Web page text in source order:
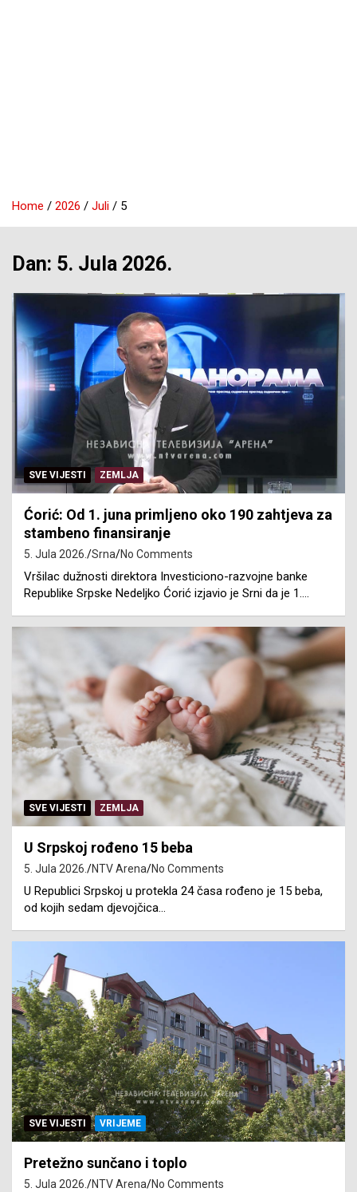
Home 2026 Juli 5
Dan: 5. Jula 2026.
SVE VIJESTI ZEMLJA
Ćorić: Od 1. juna primljeno oko 190 zahtjeva za
stambeno finansiranje
5. Jula 2026. Srna No Comments
Vršilac dužnosti direktora Investiciono-razvojne banke
Republike Srpske Nedeljko Ćorić izjavio je Srni da je 1.…
SVE VIJESTI ZEMLJA
U Srpskoj rođeno 15 beba
5. Jula 2026. NTV Arena No Comments
U Republici Srpskoj u protekla 24 časa rođeno je 15 beba,
od kojih sedam djevojčica…
SVE VIJESTI VRIJEME
Pretežno sunčano i toplo
5. Jula 2026. NTV Arena No Comments